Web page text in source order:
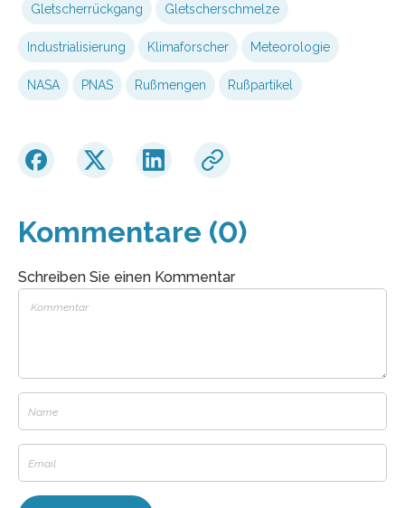
Gletscherrückgang Gletscherschmelze
Industrialisierung Klimaforscher Meteorologie
NASA PNAS Rußmengen Rußpartikel
Kommentare (0)
Schreiben Sie einen Kommentar